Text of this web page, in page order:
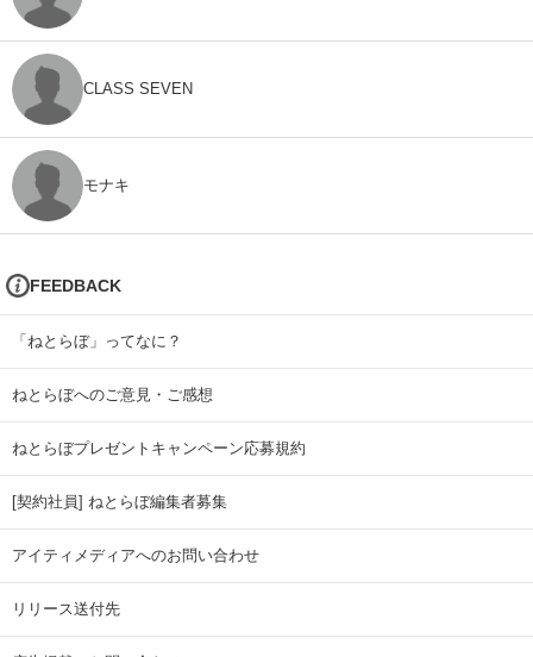
CLASS SEVEN
モナキ
FEEDBACK
「ねとらぼ」ってなに？
ねとらぼへのご意見・ご感想
ねとらぼプレゼントキャンペーン応募規約
[契約社員] ねとらぼ編集者募集
アイティメディアへのお問い合わせ
リリース送付先